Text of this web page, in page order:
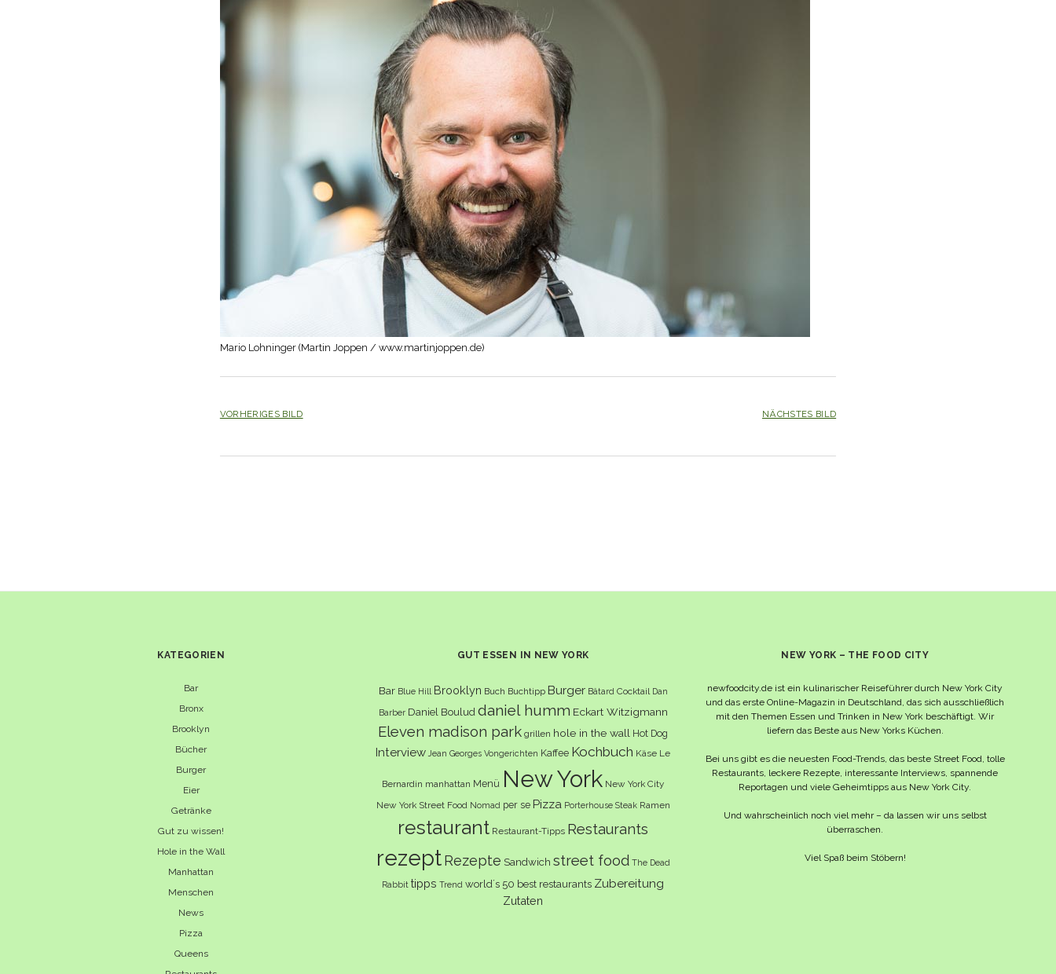
Mario Lohninger (Martin Joppen / www.martinjoppen.de)
VORHERIGES BILD NÄCHSTES BILD
KATEGORIEN
Bar
Bronx
Brooklyn
Bücher
Burger
Eier
Getränke
Gut zu wissen!
Hole in the Wall
Manhattan
Menschen
News
Pizza
Queens
GUT ESSEN IN NEW YORK
Bar Blue Hill Brooklyn Buch Buchtipp Burger Bâtard Cocktail Dan
Barber Daniel Boulud daniel humm Eckart Witzigmann
Eleven madison park grillen hole in the wall Hot Dog
Interview Jean Georges Vongerichten Kaffee Kochbuch Käse Le
Bernardin manhattan Menü New York New York City
New York Street Food Nomad per se Pizza Porterhouse Steak Ramen
restaurant Restaurant-Tipps Restaurants
rezept Rezepte Sandwich street food The Dead
Rabbit tipps Trend world´s 50 best restaurants Zubereitung
Zutaten
NEW YORK – THE FOOD CITY
newfoodcity.de ist ein kulinarischer Reiseführer durch New York City
und das erste Online-Magazin in Deutschland, das sich ausschließlich
mit den Themen Essen und Trinken in New York beschäftigt. Wir
liefern das Beste aus New Yorks Küchen.
Bei uns gibt es die neuesten Food-Trends, das beste Street Food, tolle
Restaurants, leckere Rezepte, interessante Interviews, spannende
Reportagen und viele Geheimtipps aus New York City.
Und wahrscheinlich noch viel mehr – da lassen wir uns selbst
überraschen.
Viel Spaß beim Stöbern!